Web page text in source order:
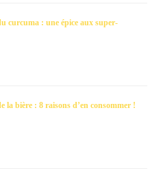
curcuma : une épice aux super-
la bière : 8 raisons d’en consommer !